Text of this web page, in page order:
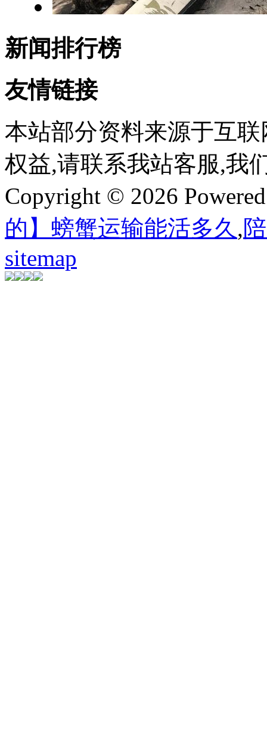
新闻排行榜
友情链接
本站部分资料来源于互
权益,请联系我站客服,我
Copyright © 2026
的】螃蟹运输能活多久 ,
sitemap